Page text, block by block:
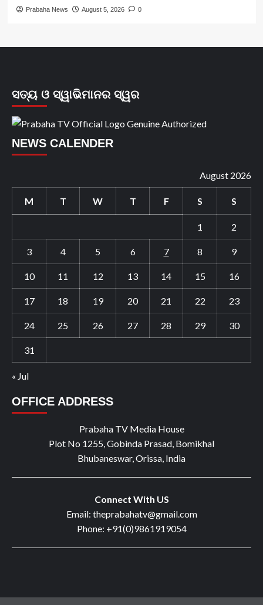
Prabaha News August 5, 2026 0
ସତ୍ୟ ଓ ସ୍ୱାଭିମାନର ସ୍ୱର
NEWS CALENDER
August 2026
M T W T F S S
1 2
3 4 5 6 7 8 9
10 11 12 13 14 15 16
17 18 19 20 21 22 23
24 25 26 27 28 29 30
31
« Jul
OFFICE ADDRESS
Prabaha TV Media House
Plot No 1255, Gobinda Prasad, Bomikhal
Bhubaneswar, Orissa, India
Connect With US
Email: theprabahatv@gmail.com
Phone: +91(0)9861919054